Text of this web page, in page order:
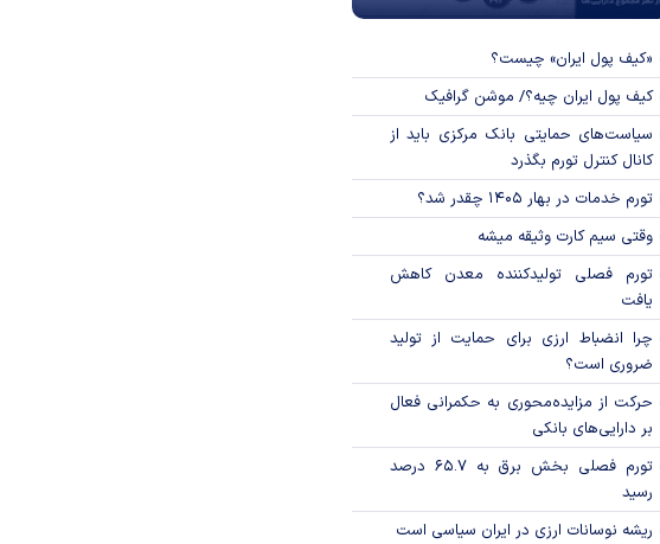
«کیف پول ایران» چیست؟
کیف پول ایران چیه؟/ موشن گرافیک
سیاست‌های حمایتی بانک مرکزی باید از
کانال کنترل تورم بگذرد
تورم خدمات در بهار ۱۴۰۵ چقدر شد؟
وقتی سیم کارت وثیقه میشه
تورم فصلی تولیدکننده معدن کاهش
یافت
چرا انضباط ارزی برای حمایت از تولید
ضروری است؟
حرکت از مزایده‌محوری به حکمرانی فعال
بر دارایی‌های بانکی
تورم فصلی بخش برق به ۶۵.۷ درصد
رسید
ریشه نوسانات ارزی در ایران سیاسی است